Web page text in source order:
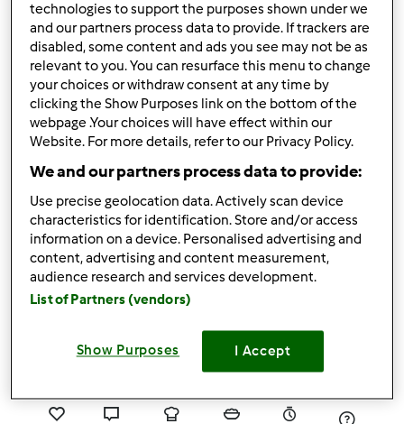
przezGość
9 9 Łatwy 30 35min
5.0(6)
Sos paprykowy
przezMagdaP
6 9 Łatwy 0 30h 0min
ZIOŁOWY do pizzy
MThermo
technologies to support the purposes shown under we
and our partners process data to provide. If trackers are
disabled, some content and ads you see may not be as
relevant to you. You can resurface this menu to change
your choices or withdraw consent at any time by
clicking the Show Purposes link on the bottom of the
webpage .Your choices will have effect within our
Website. For more details, refer to our Privacy Policy.
We and our partners process data to provide:
Use precise geolocation data. Actively scan device
characteristics for identification. Store and/or access
information on a device. Personalised advertising and
content, advertising and content measurement,
audience research and services development.
List of Partners (vendors)
Show Purposes I Accept